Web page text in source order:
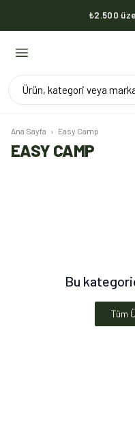
₺2.500
KVOX ürünlerinde
Ürün, kategori veya
Ana Sayfa › Easy Camp
EASY CAMP
Bu
Tüm